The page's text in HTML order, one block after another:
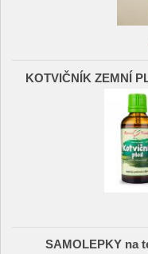
KOTVIČNÍK ZEMNÍ
SAMOLEPKY na